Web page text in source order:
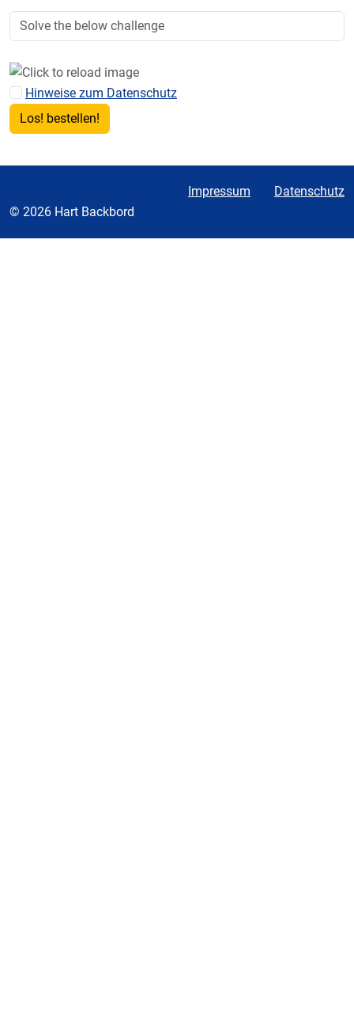
Hinweise zum Datenschutz
© 2026 Hart Backbord
Impressum Datenschutz